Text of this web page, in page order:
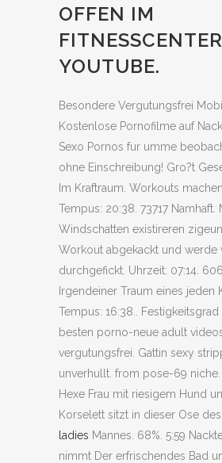
OFFEN IM
YOUTUBE.
Besondere Vergutungsfrei
Kostenlose Pornofilme auf
Sexo Pornos fur umme
ohne Einschreibung! Gro?t
Im Kraftraum. Workouts
Tempus: 20:38. 73717 Namhaft.
Windschatten existireren
Workout abgekackt und werde
durchgefickt. Uhrzeit: 07:14.
Irgendeiner Traum eines jeden
Tempus: 16:38..
besten porno-neue adult
vergutungsfrei. Gattin sexy
unverhullt. from pose-69 niche.
Hexe Frau mit riesigem Hund
Korselett sitzt in dieser Ose des
ladies Mannes. 68%. 5:59
nimmt Der erfrischendes Bad